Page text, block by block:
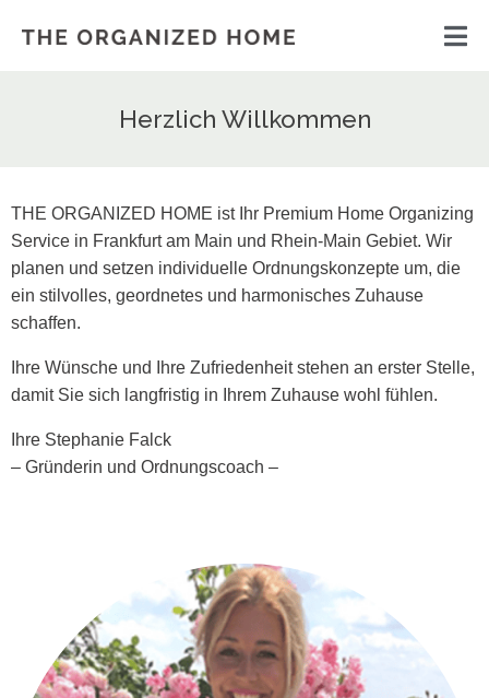
Herzlich Willkommen
THE ORGANIZED HOME ist Ihr Premium Home Organizing
Service in Frankfurt am Main und Rhein-Main Gebiet. Wir
planen und setzen individuelle Ordnungskonzepte um, die
ein stilvolles, geordnetes und harmonisches Zuhause
schaffen.
Ihre Wünsche und Ihre Zufriedenheit stehen an erster Stelle,
damit Sie sich langfristig in Ihrem Zuhause wohl fühlen.
Ihre Stephanie Falck
– Gründerin und Ordnungscoach –